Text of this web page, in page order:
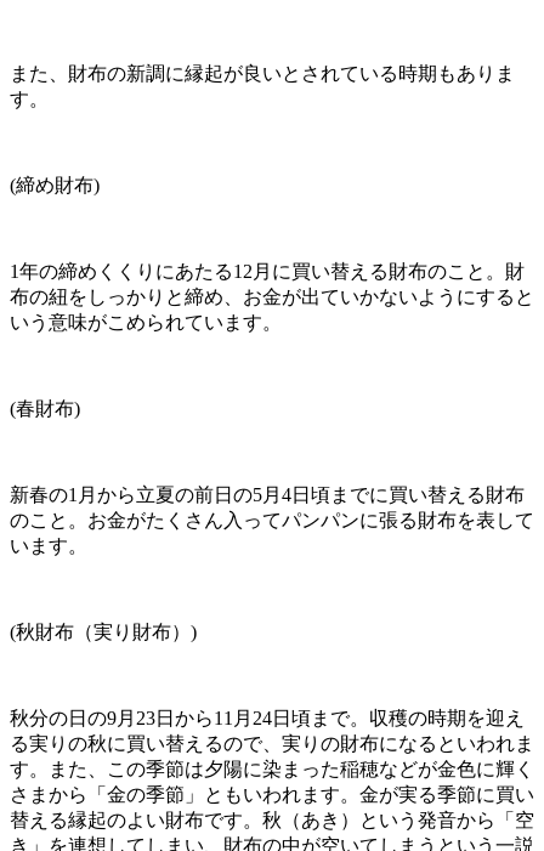
また、財布の新調に縁起が良いとされている時期もありま
す。
(締め財布)
1年の締めくくりにあたる12月に買い替える財布のこと。財
布の紐をしっかりと締め、お金が出ていかないようにすると
いう意味がこめられています。
(春財布)
新春の1月から立夏の前日の5月4日頃までに買い替える財布
のこと。お金がたくさん入ってパンパンに張る財布を表して
います。
(秋財布（実り財布）)
秋分の日の9月23日から11月24日頃まで。収穫の時期を迎え
る実りの秋に買い替えるので、実りの財布になるといわれま
す。また、この季節は夕陽に染まった稲穂などが金色に輝く
さまから「金の季節」ともいわれます。金が実る季節に買い
替える縁起のよい財布です。秋（あき）という発音から「空
き」を連想してしまい、財布の中が空いてしまうという一説